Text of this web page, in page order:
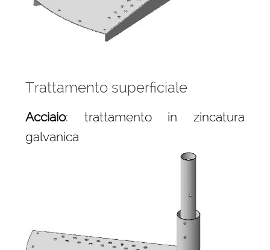
Trattamento superficiale
Acciaio: trattamento in zincatura
galvanica